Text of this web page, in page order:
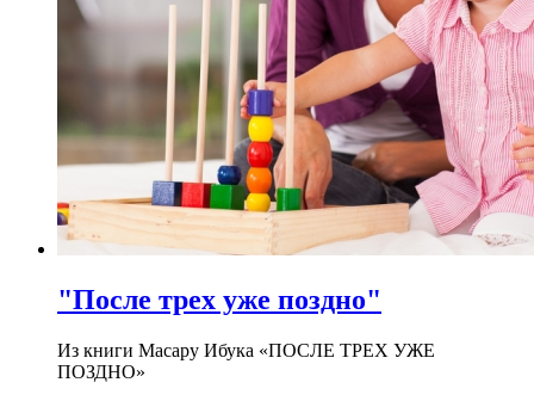
"После трех уже поздно"
Из книги Масару Ибука «ПОСЛЕ ТРЕХ УЖЕ
ПОЗДНО»